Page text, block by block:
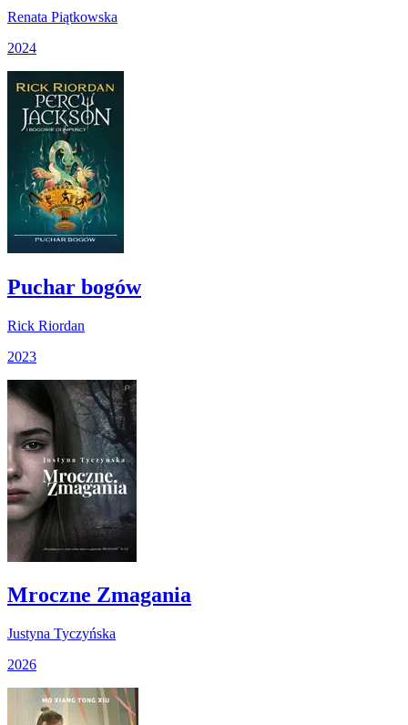
Renata Piątkowska
2024
Puchar bogów
Rick Riordan
2023
Mroczne Zmagania
Justyna Tyczyńska
2026